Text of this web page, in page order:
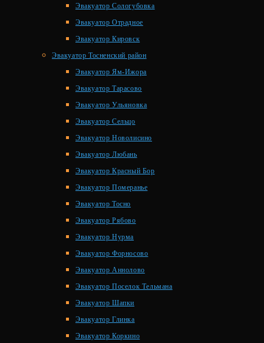
Эвакуатор Сологубовка
Эвакуатор Отрадное
Эвакуатор Кировск
Эвакуатор Тосненский район
Эвакуатор Ям-Ижора
Эвакуатор Тарасово
Эвакуатор Ульяновка
Эвакуатор Сельцо
Эвакуатор Новолисино
Эвакуатор Любань
Эвакуатор Красный Бор
Эвакуатор Померанье
Эвакуатор Тосно
Эвакуатор Рябово
Эвакуатор Нурма
Эвакуатор Форносово
Эвакуатор Аннолово
Эвакуатор Поселок Тельмана
Эвакуатор Шапки
Эвакуатор Глинка
Эвакуатор Коркино